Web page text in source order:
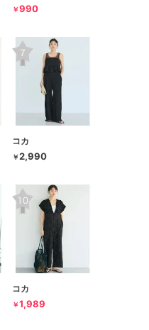
￥990
コカ
￥2,990
コカ
￥1,989